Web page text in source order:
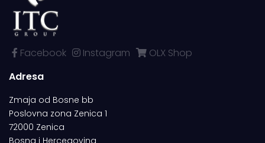
Facebook Instagram
OLX Shop
Adresa
Zmaja od Bosne bb
Poslovna zona Zenica 1
72000 Zenica